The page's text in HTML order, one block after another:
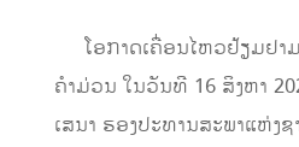
ໂອກາດເຄື່ອນໄຫວຢ້ຽມຢາ
ຄໍາມ່ວນ ໃນວັນທີ 16 ສິງຫາ
ເສນາ ຮອງປະທານສະພາແຫ່ງ